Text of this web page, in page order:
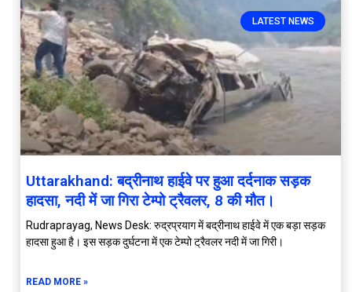
LATEST NEWS
Uttarakhand: बद्रीनाथ हाईवे पर हुआ दर्दनाक सड़क
हादसा, नदी में जा गिरा टेम्पो ट्रैवलर, 8 की मौत।
Rudraprayag, News Desk: रुद्रप्रयाग में बद्रीनाथ हाईवे में एक बड़ा सड़क
हादसा हुआ है। इस सड़क दुर्घटना में एक टेम्पो ट्रैवलर नदी में जा गिरी।
READ MORE »